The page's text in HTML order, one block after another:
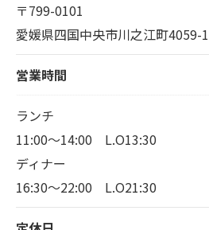
〒799-0101
愛媛県四国中央市川之江町4059-
営業時間
ランチ
11:00～14:00 L.O13:30
ディナー
16:30～22:00 L.O21:30